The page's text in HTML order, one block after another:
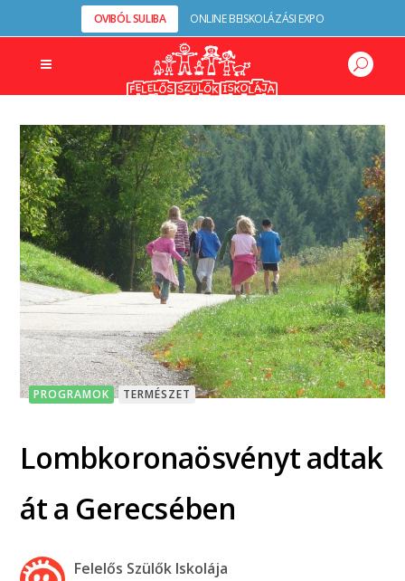
OVIBÓL SULIBA ONLINE BEISKOLÁZÁSI EXPO
PROGRAMOK TERMÉSZET
Lombkoronaösvényt adtak
át a Gerecsében
Felelős Szülők Iskolája